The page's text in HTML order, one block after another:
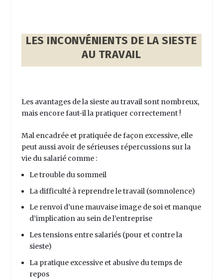
LES INCONVÉNIENTS DE LA SIESTE
AU TRAVAIL
Les avantages de la sieste au travail sont nombreux,
mais encore faut-il la pratiquer correctement !
Mal encadrée et pratiquée de façon excessive, elle
peut aussi avoir de sérieuses répercussions sur la
vie du salarié comme :
Le trouble du sommeil
La difficulté à reprendre le travail (somnolence)
Le renvoi d’une mauvaise image de soi et manque
d’implication au sein de l’entreprise
Les tensions entre salariés (pour et contre la
sieste)
La pratique excessive et abusive du temps de
repos